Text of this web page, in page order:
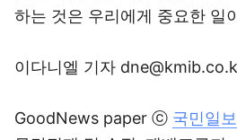
하는 것은 우리에게 중요한 일
이다니엘 기자
GoodNews paper ⓒ 국민일